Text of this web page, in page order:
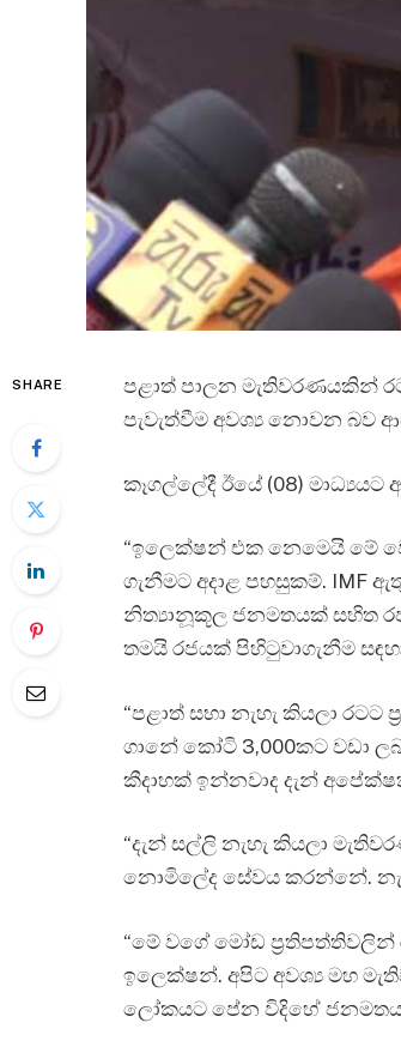
SHARE
පළාත් පාලන මැතිවරණයකින්
පැවැත්වීම අවශ්‍ය නොවන බව
කෑගල්ලේදී ඊයේ (08)
“ඉලෙක්ෂන් එක නෙමෙයි මේ
ගැනීමට අදාළ පහසුකම්. IMF
නිත්‍යානූකූල ජනමතයක් සහිත
තමයි රජයක් පිහිටුවාගැනීම
“පළාත් සභා නැහැ කියලා
ගානේ කෝටි 3,000කට වඩා
කීදාහක් ඉන්නවාද දැන්
“දැන් සල්ලි නැහැ කියලා
නොමිලේද සේවය කරන්නේ.
“මේ වගේ මෝඩ ප්‍රතිපත්තිවලින්
ඉලෙක්ෂන්. අපිට අවශ්‍ය මහ
ලෝකයට පේන විදිහේ